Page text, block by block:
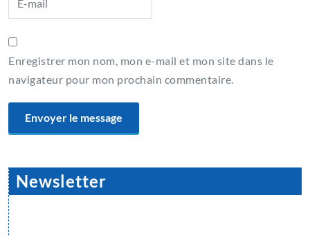
Enregistrer mon nom, mon e-mail et mon site dans le
navigateur pour mon prochain commentaire.
Newsletter